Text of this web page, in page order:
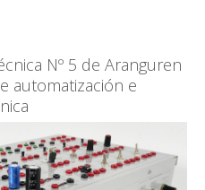
Nº 5 de Aranguren
automatización e